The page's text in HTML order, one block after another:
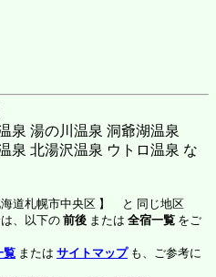
泉 湯の川温泉 洞爺湖温泉
泉 北湯沢温泉 ウトロ温泉 な
海道札幌市中央区 】 と 同じ地区
、以下の前後 または 全宿一覧 をご
覧 または サイトマップも、ご参考に